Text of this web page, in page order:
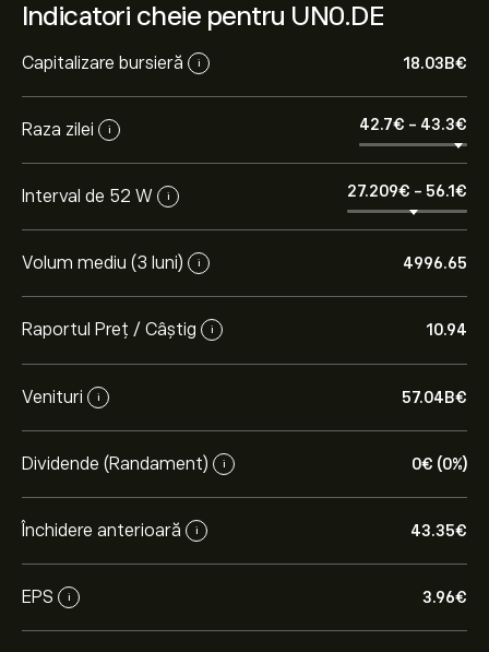
Indicatori cheie pentru UN0.DE
Capitalizare bursieră i 18.03B‎€‎
Raza zilei i 42.7‎€‎ - 43.3‎€‎
Interval de 52 W i 27.209‎€‎ - 56.1‎€‎
Volum mediu (3 luni) i 4996.65
Raportul Preț / Câștig i 10.94
Venituri i 57.04B‎€‎
Dividende (Randament) i 0‎€‎ (0%)
Închidere anterioară i 43.35‎€‎
EPS i 3.96‎€‎